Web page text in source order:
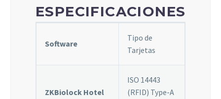
ESPECIFICACIONES
Software
Tipo de
Tarjetas
ZKBiolock Hotel
ISO 14443
(RFID) Type-A
aumentas la
posibilidad de
ver contenido y
ofertas
personalizados.